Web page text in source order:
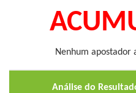
Nenhum apostador
Análise do